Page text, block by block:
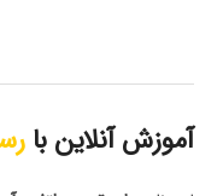
آموزش آنلاین با